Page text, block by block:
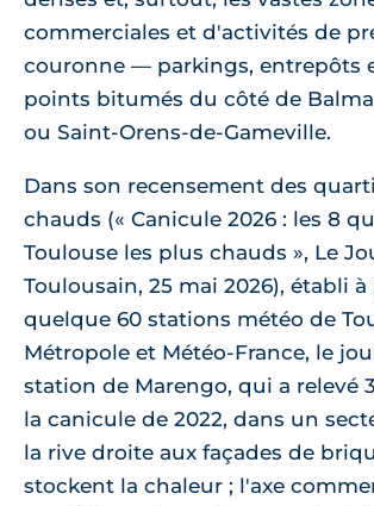
commerciales et d'activités de
couronne — parkings, entrepôts
points bitumés du côté de
ou Saint-Orens-de-Gameville.
Dans son recensement des
chauds (« Canicule 2026 : les 8
Toulouse les plus chauds », Le
Toulousain, 25 mai 2026), établi
quelque 60 stations météo de
Métropole et Météo-France, le
station de Marengo, qui a relevé
la canicule de 2022, dans un
la rive droite aux façades de
stockent la chaleur ; l'axe